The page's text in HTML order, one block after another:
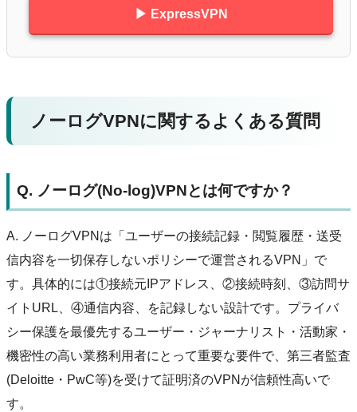
▶ ExpressVPN
ノーログVPNに関するよくある質問
Q. ノーログ(No-log)VPNとは何ですか？
A. ノーログVPNは「ユーザーの接続記録・閲覧履歴・送受
信内容を一切保存しないポリシーで運営されるVPN」で
す。具体的には①接続元IPアドレス、②接続時刻、③訪問サ
イトURL、④通信内容、を記録しない設計です。プライバ
シー保護を最優先するユーザー・ジャーナリスト・活動家・
機密性の高い業務利用者にとって重要な要件で、第三者監査
(Deloitte・PwC等)を受けて証明済のVPNが信頼性高いで
す。